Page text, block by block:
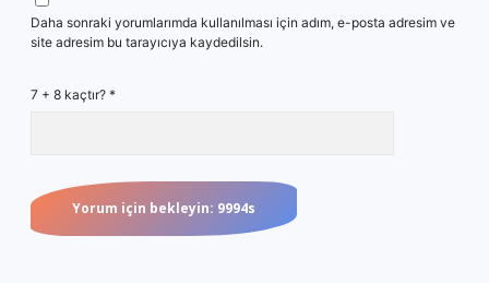
Daha sonraki yorumlarımda kullanılması için adım, e-posta adresim ve
site adresim bu tarayıcıya kaydedilsin.
7 + 8 kaçtır? *